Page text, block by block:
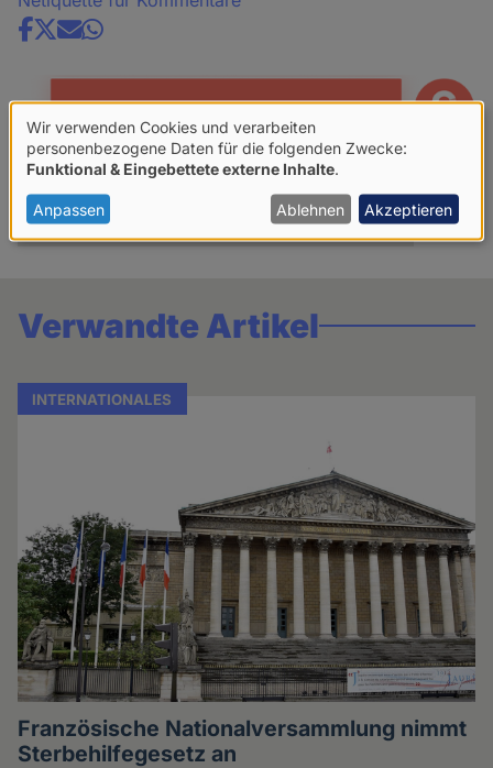
Share
news
Mehr lesen über:
Sterbehilfe Humanes Sterben
Verwandte Artikel
INTERNATIONALES
Französische Nationalversammlung nimmt
Sterbehilfegesetz an
Verwendung
von
personenbezogenen
Daten
Cookies
Wir verwenden Cookies und verarbeiten
personenbezogene Daten für die folgenden Zwecke:
Funktional & Eingebettete externe Inhalte.
Anpassen Ablehnen Akzeptieren